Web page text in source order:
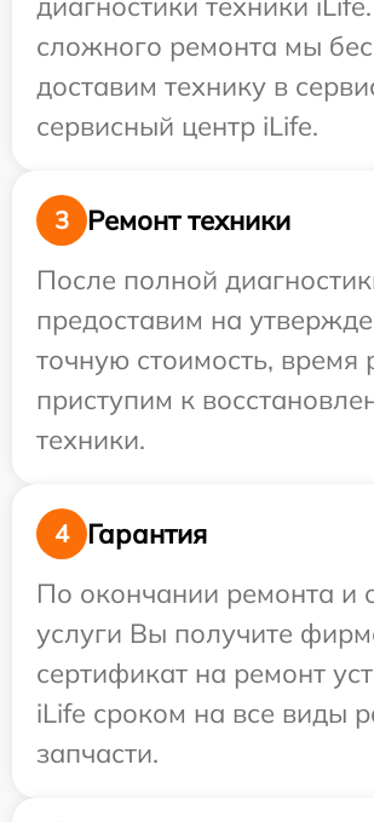
сложного ремонта мы
доставим технику в
сервисный центр iLife.
3
Ремонт техники
После полной
предоставим на
точную стоимость, время
приступим к
техники.
4
Гарантия
По окончании ремонта и
услуги Вы получите
сертификат на ремонт
iLife сроком на все виды
запчасти.